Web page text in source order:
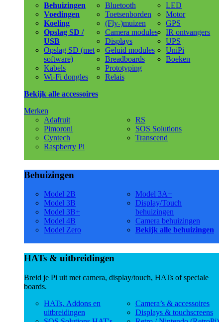
Behuizingen
Voedingen
Koeling
Opslag SD /
USB
Opslag SD (met
software)
Kabels
Wi-Fi dongles
Bluetooth
Toetsenborden
(Fly-)muizen
Camera modules
Displays
Geluid modules
Breadboards
Prototyping
Relais
LED
Motor
GPS
IR ontvangers
UPS
UniPi
Boeken
Bekijk alle accessoires
Merken
Adafruit
Pimoroni
Cyntech
Raspberry Pi
RS
SOS Solutions
Transcend
Behuizingen
Model 2B
Model 3B
Model 3B+
Model 4B
Model Zero
Model 3A+
Display/Touch
behuizingen
Camera behuizingen
Bekijk alle behuizingen
HATs & uitbreidingen
Breid je Pi uit met camera, display/touch, HATs of speciale
boards.
HATs, Addons en
uitbreidingen
Camera’s & accessoires
Displays & touchscreens